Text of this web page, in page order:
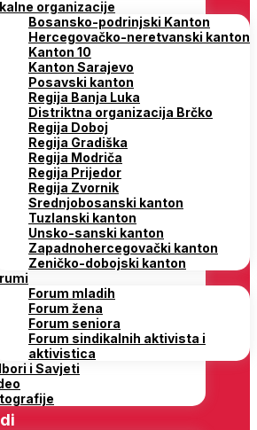
organizacije
Bosansko-podrinjski Kanton
Hercegovačko-neretvanski kanton
Kanton 10
Kanton Sarajevo
Posavski kanton
Regija Banja Luka
Distriktna organizacija Brčko
Regija Doboj
Regija Gradiška
Regija Modriča
Regija Prijedor
Regija Zvornik
Srednjobosanski kanton
Tuzlanski kanton
Unsko-sanski kanton
Zapadnohercegovački kanton
Zeničko-dobojski kanton
Forum mladih
Forum žena
Forum seniora
Forum sindikalnih aktivista i
aktivistica
i Savjeti